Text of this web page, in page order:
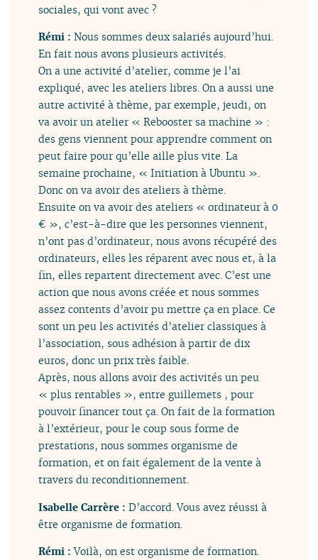
sociales, qui vont avec ?
Rémi :Nous sommes deux salariés aujourd’hui.
En fait nous avons plusieurs activités.
On a une activité d’atelier, comme je l’ai
expliqué, avec les ateliers libres. On a aussi une
autre activité à thème, par exemple, jeudi, on
va avoir un atelier « Rebooster sa machine » :
des gens viennent pour apprendre comment on
peut faire pour qu’elle aille plus vite. La
semaine prochaine, « Initiation à Ubuntu ».
Donc on va avoir des ateliers à thème.
Ensuite on va avoir des ateliers « ordinateur à 0
€ », c’est-à-dire que les personnes viennent,
n’ont pas d’ordinateur, nous avons récupéré des
ordinateurs, elles les réparent avec nous et, à la
fin, elles repartent directement avec. C’est une
action que nous avons créée et nous sommes
assez contents d’avoir pu mettre ça en place. Ce
sont un peu les activités d’atelier classiques à
l’association, sous adhésion à partir de dix
euros, donc un prix très faible.
Après, nous allons avoir des activités un peu
« plus rentables », entre guillemets , pour
pouvoir financer tout ça. On fait de la formation
à l’extérieur, pour le coup sous forme de
prestations, nous sommes organisme de
formation, et on fait également de la vente à
travers du reconditionnement.
Isabelle Carrère :D’accord. Vous avez réussi à
être organisme de formation.
Rémi :Voilà, on est organisme de formation.